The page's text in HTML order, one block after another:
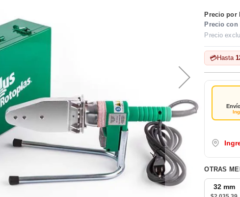
Precio por
Precio
Precio
💳Hasta
OTRAS
32 mm